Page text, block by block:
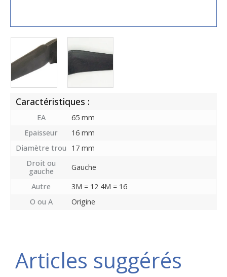
Caractéristiques :
EA
65 mm
Epaisseur
16 mm
Diamètre trou
17 mm
Droit ou
gauche
Gauche
Autre
3M = 12 4M = 16
O ou A
Origine
Articles suggérés